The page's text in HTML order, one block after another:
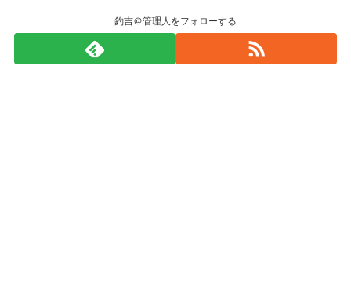
釣吉＠管理人をフォローする